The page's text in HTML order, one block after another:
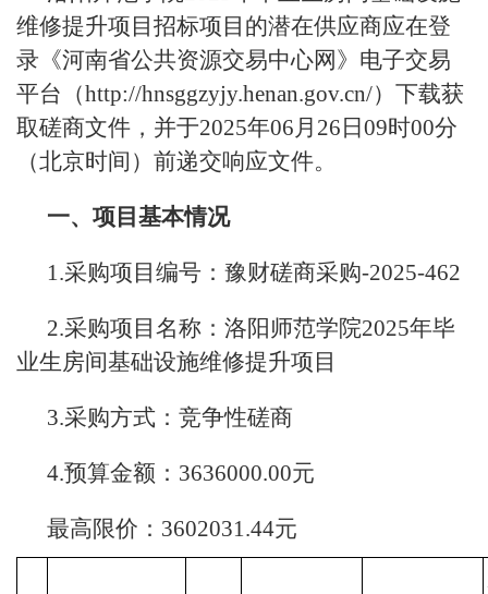
维修提升项目招标项目的潜在供应商应在登
录《河南省公共资源交易中心网》电子交易
平台（http://hnsggzyjy.henan.gov.cn/）下载获
取磋商文件，并于2025年06月26日09时00分
（北京时间）前递交响应文件。
一、项目基本情况
1.采购项目编号：豫财磋商采购-2025-462
2.采购项目名称：洛阳师范学院2025年毕
业生房间基础设施维修提升项目
3.采购方式：竞争性磋商
4.预算金额：3636000.00元
最高限价：3602031.44元